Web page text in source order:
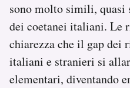
sono molto simili,
dei coetanei italiani. Le
chiarezza che il gap
italiani e stranieri si
elementari, diventando